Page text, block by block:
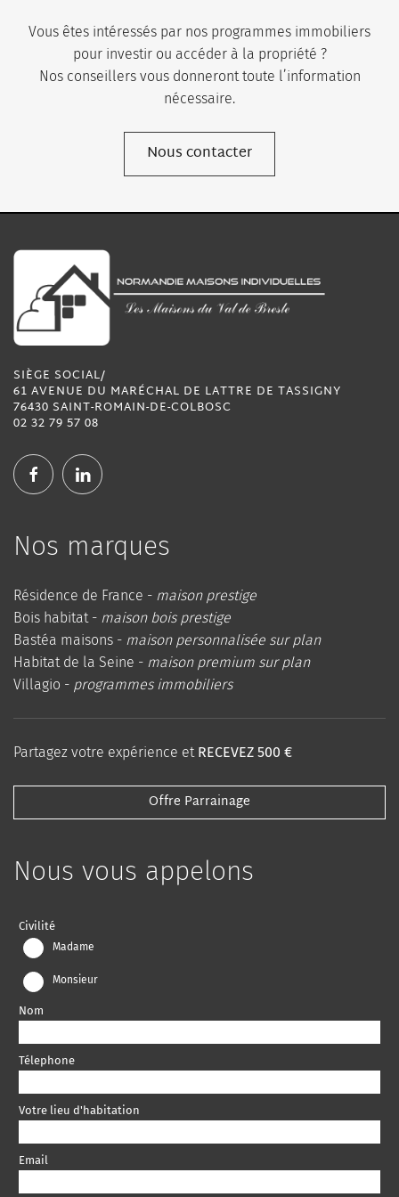
Vous êtes intéressés par nos programmes immobiliers
pour investir ou accéder à la propriété ?
Nos conseillers vous donneront toute l’information
nécessaire.
Nous contacter
SIÈGE SOCIAL/
61 AVENUE DU MARÉCHAL DE LATTRE DE TASSIGNY
76430 SAINT-ROMAIN-DE-COLBOSC
02 32 79 57 08
Nos marques
Résidence de France - maison prestige
Bois habitat - maison bois prestige
Bastéa maisons - maison personnalisée sur plan
Habitat de la Seine - maison premium sur plan
Villagio - programmes immobiliers
Partagez votre expérience et RECEVEZ 500 €
Offre Parrainage
Nous vous appelons
Leave
this
field
blank
Civilité
Madame
Monsieur
Nom
Télephone
Votre lieu d'habitation
Email